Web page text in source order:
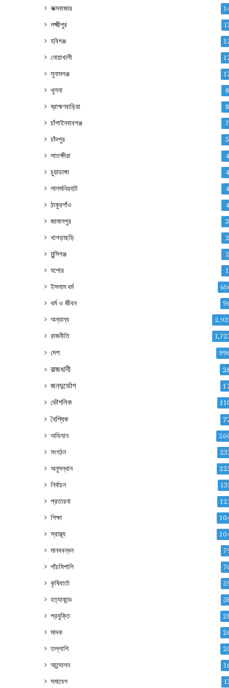
কক্সবাজার
লক্ষ্মীপুর
হবিগঞ্জ
নোয়াখালী
সুনামগঞ্জ
খুলনা 8
ব্রাহ্মণবাড়িয়া 8
চাঁপাইনবাবগঞ্জ 7
চাঁদপুর 5
সাতক্ষীরা 4
চুয়াডাঙ্গা 4
লালমনিরহাট 4
ঠাকুরগাঁও 4
জামালপুর 3
খাগড়াছড়ি 2
মুন্সিগঞ্জ 2
যশোর 1
ইসলাম ধর্ম
ধর্ম ও জীবন
অন্যান্য 2,931
রাজনীতি
দেশ
রাজধানী
জনদুর্ভোগ
ভৌগলিক
বৈশ্বিক
অভিযান
সংগঠন 231
অনুসন্ধান
নির্বাচন 131
প্রতারনা 121
শিক্ষা
স্বাস্থ্য
মানববন্ধন
পাঁচমিশালি
কৃষিবার্তা
হত্যাকান্ড
প্রযুক্তি
মাদক
তল্লাশি
আন্দোলন
সমাবেশ